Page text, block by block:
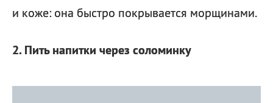
и коже: она быстро покрывается морщинами.
2. Пить напитки через соломинку